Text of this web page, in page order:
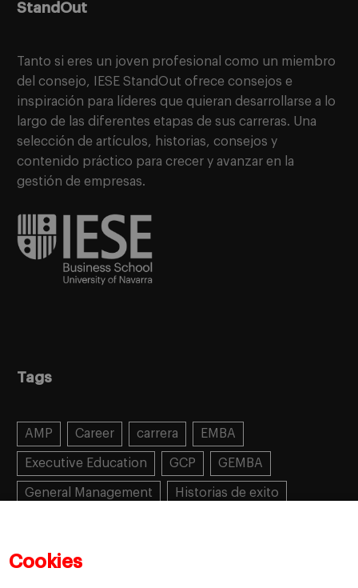
Cookies
StandOut
Tanto si eres un joven profesional como un miembro
del consejo, IESE StandOut ofrece consejos e
inspiración para líderes que quieran desarrollarse a lo
largo de las diferentes etapas de sus carreras. Una
selección de artículos, historias, consejos y
contenido práctico para crecer y avanzar en la
gestión de empresas.
Tags
AMP Career carrera EMBA
Executive Education GCP GEMBA
General Management Historias de exito
Mujeres emprendedoras